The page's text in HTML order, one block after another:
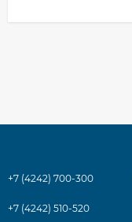
+7 (4242) 700-300
+7 (4242) 510-520